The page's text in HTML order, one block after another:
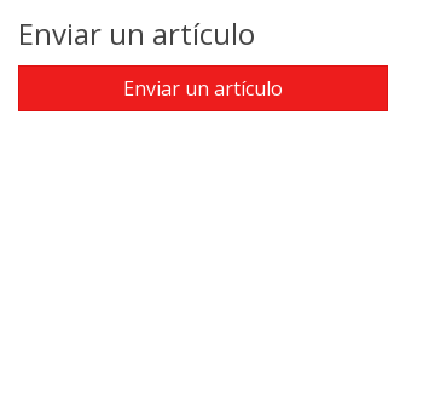
Enviar un artículo
Enviar un artículo